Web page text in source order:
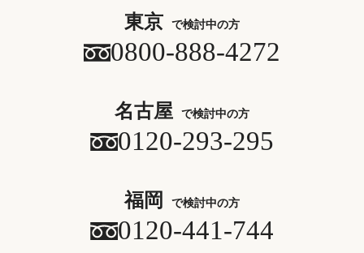
東京 で検討中の方
0800-888-4272
名古屋 で検討中の方
0120-293-295
福岡 で検討中の方
0120-441-744